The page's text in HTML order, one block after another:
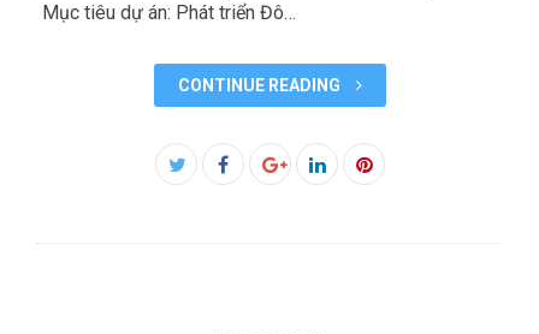
Mục tiêu dự án: Phát triển Đô…
CONTINUE READING
Facebook